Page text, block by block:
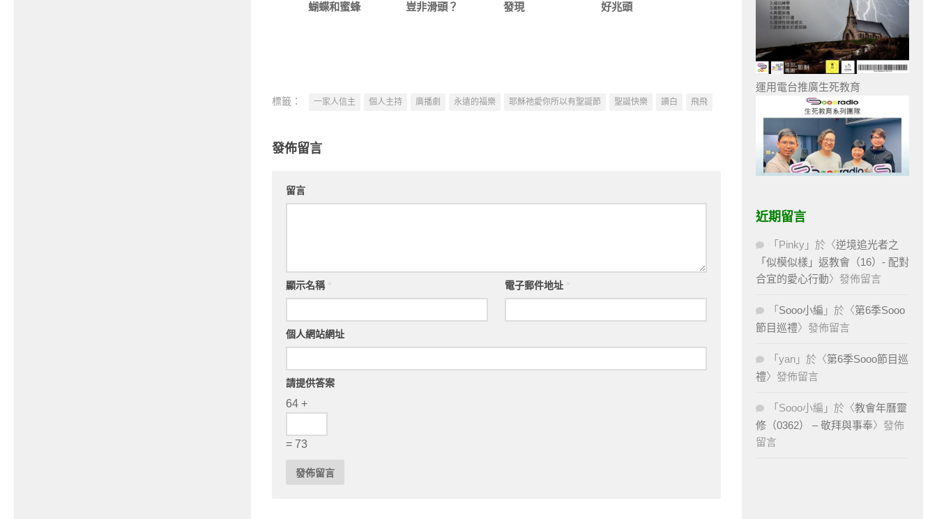
蝴蝶和蜜蜂
豈非滑頭？
發現
好兆頭
標籤： 一家人信主 個人主持 廣播劇 永遠的福樂 耶穌祂愛你所以有聖誕節 聖誕快樂 讀白 飛飛
發佈留言
留言
顯示名稱 電子郵件地址
個人網站網址
請提供答案
64 +
= 73
運用電台推廣生死教育
近期留言
「 Pinky 」於〈逆境追光者之
「似模似樣」返教會（16）- 配對
合宜的愛心行動〉發佈留言
「 Sooo小編 」於〈第6季Sooo
節目巡禮〉發佈留言
「 yan 」於〈第6季Sooo節目巡
禮〉發佈留言
「 Sooo小編 」於〈教會年曆靈
修（0362） – 敬拜與事奉〉發佈
留言